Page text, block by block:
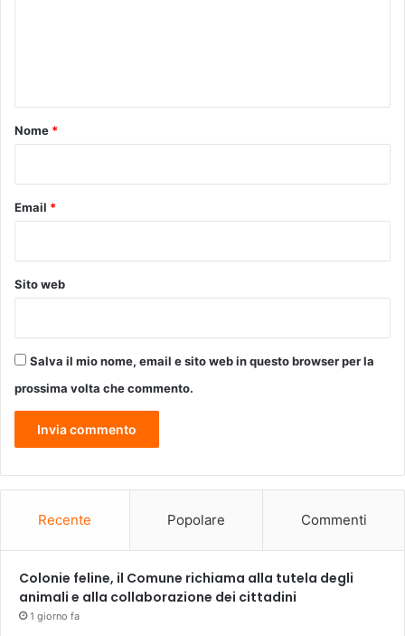
t
d
o
t
t
o
O
A
V
o
Nome *
Email *
Sito web
Salva il mio nome, email e sito web in questo browser per la
prossima volta che commento.
Recente Popolare Commenti
Colonie feline, il Comune richiama alla tutela degli
animali e alla collaborazione dei cittadini
1 giorno fa